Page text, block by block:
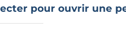
pour ouvrir une